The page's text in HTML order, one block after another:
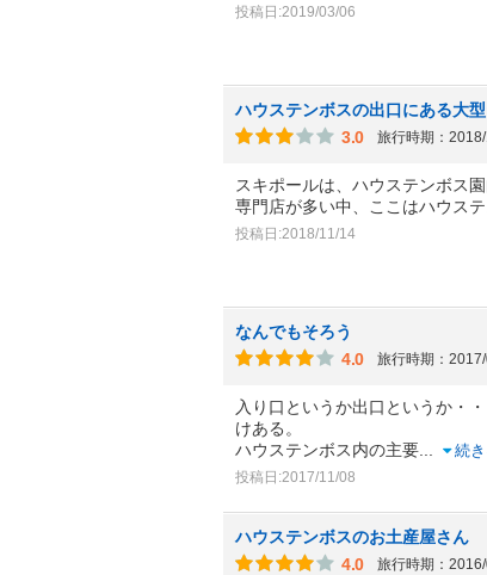
投稿日:2019/03/06
ハウステンボスの出口にある大
3.0
旅行時期：2018/
スキポールは、ハウステンボス
専門店が多い中、ここはハウス
投稿日:2018/11/14
なんでもそろう
4.0
旅行時期：2017/
入り口というか出口というか・
けある。
ハウステンボス内の主要
続
投稿日:2017/11/08
ハウステンボスのお土産屋さん
4.0
旅行時期：2016/